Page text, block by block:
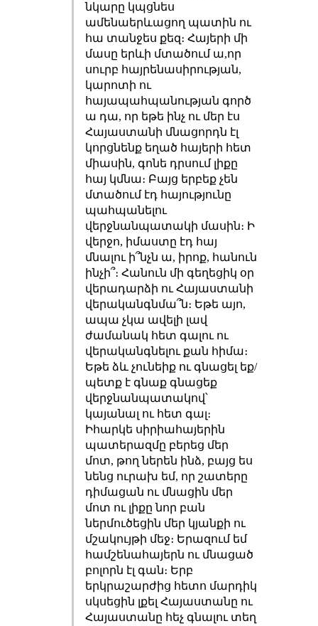
նկարը կպցնես
ամենաերևացող պատին ու
հա տանջես քեզ։ Հայերի մի
մասը երևի մտածում ա,որ
սուրբ հայրենասիրության,
կարոտի ու
հայապահպանության գործ
ա դա, որ եթե ինչ ու մեր էս
Հայաստանի մնացորդն էլ
կորցնենք եղած հայերի հետ
միասին, գոնե դրսում լիքը
հայ կմնա։ Բայց երբեք չեն
մտածում էդ հայությունը
պահպանելու
վերջնանպատակի մասին։ Ի
վերջո, իմաստը էդ հայ
մնալու ի՞նչն ա, իրոք, հանուն
ինչի՞։ Հանուն մի գեղեցիկ օր
վերադարձի ու Հայաստանի
վերականգնմա՞ն։ Եթե այո,
ապա չկա ավելի լավ
ժամանակ հետ գալու ու
վերականգնելու քան հիմա։
Եթե ձև չունեիք ու գնացել եք/
պետք է գնաք գնացեք
վերջնանպատակով՝
կայանալ ու հետ գալ։
Իհարկե սիրիահայերին
պատերազմը բերեց մեր
մոտ, թող ներեն ինձ, բայց ես
նենց ուրախ եմ, որ շատերը
դիմացան ու մնացին մեր
մոտ ու լիքը նոր բան
ներմուծեցին մեր կյանքի ու
մշակույթի մեջ։ Երազում եմ
համշենահայերն ու մնացած
բոլորն էլ գան։ Երբ
երկրաշարժից հետո մարդիկ
սկսեցին լքել Հայաստանը ու
Հայաստանը հեչ գնալու տեղ